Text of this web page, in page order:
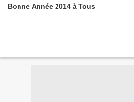
Bonne Année 2014 à Tous